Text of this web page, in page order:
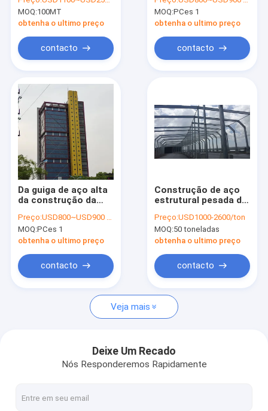
Produtos
Sobre nós
Excursão da fábrica
Controle da qualidade
Peça umas citações
Fabricação de aço estrutural
Fabricação de aço pesada
fabricações de chapa metálica
Construção civil de aço da elevação alta
fabricação de metal
do Oem da
fabricação da
MOQ:100MT
obtenha o ultimo preço
contacto
construções
modulares altas
industriais da
MOQ:PCes 1
obtenha o ultimo preço
contacto
Da guiga de aço alta
da construção da
pré-fabricada de
Q235 Q345 padrão do
andar NZ multi
Preço:USD800~USD900 per ton
MOQ:PCes 1
obtenha o ultimo preço
contacto
Construção de aço
estrutural pesada da
engenharia da
construção da
construção da
Preço:USD1000-2600/ton
MOQ:50 toneladas
obtenha o ultimo preço
contacto
Veja mais
Deixe Um Recado
Nós Responderemos Rapidamente